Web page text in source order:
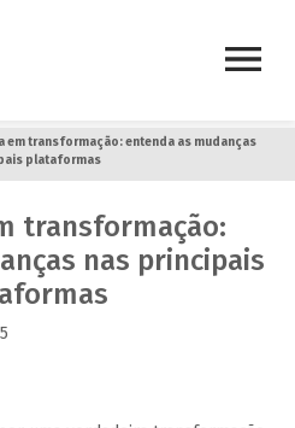
em transformação: entenda as mudanças
plataformas
transformação:
nas principais